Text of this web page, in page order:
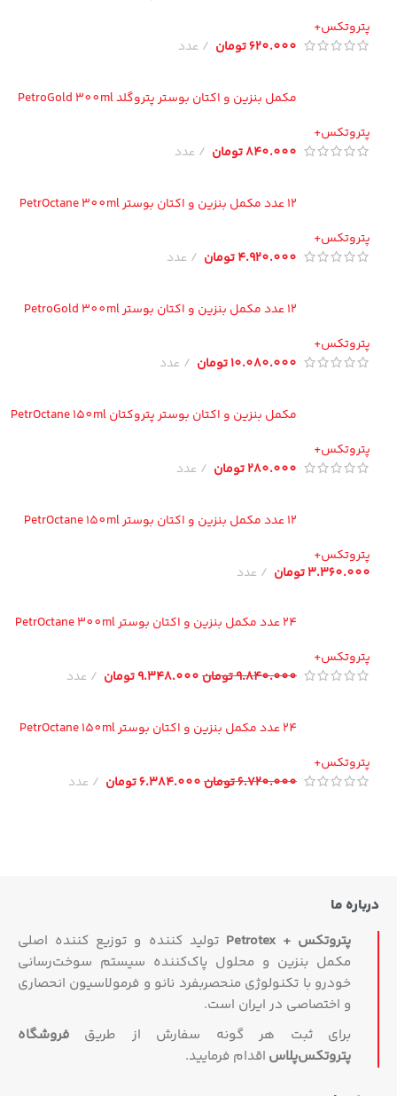
620.000تومان عدد
مکمل بنزین و اکتان بوستر پتروگلد PetroGold 300ml
840.000تومان عدد
12 عدد مکمل بنزین و اکتان بوستر PetrOctane 300ml
4.920.000تومان عدد
12 عدد مکمل بنزین و اکتان بوستر PetroGold 300ml
10.080.000تومان عدد
مکمل بنزین و اکتان بوستر پتروکتان PetrOctane 150ml
280.000تومان عدد
12 عدد مکمل بنزین و اکتان بوستر PetrOctane 150ml
تومان عدد
24 عدد مکمل بنزین و اکتان بوستر PetrOctane 300ml
9.840.000تومان9.348.000تومان عدد
24 عدد مکمل بنزین و اکتان بوستر PetrOctane 150ml
6.720.000تومان6.384.000تومان عدد
ما
پتروتکس + Petrotex
تولید کننده و توزیع کننده اصلی
مکمل بنزین و محلول پاک‌کننده سیستم سوخت‌رسانی
خودرو با تکنولوژی منحصربفرد نانو و فرمولاسیون انحصاری
و اختصاصی در ایران است.
برای ثبت هر گونه سفارش از طریقفروشگاه
پتروتکس‏‌پلاساقدام فرمایید.